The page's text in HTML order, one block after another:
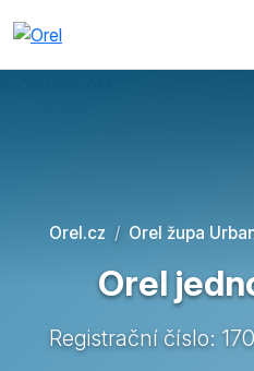
Orel.cz Orel župa
Orel
Registrační číslo: